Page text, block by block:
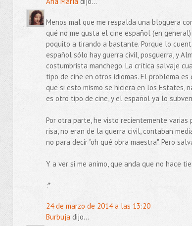
Menos mal que me respalda una bloguera
qué no me gusta el cine español (en
poquito a tirando a bastante. Porque lo
español sólo hay guerra civil, posguerra, y
costumbrista manchego. La crítica salvaje
tipo de cine en otros idiomas. El problema es
que si esto mismo se hiciera en los Estates,
es otro tipo de cine, y el español ya lo
Por otra parte, he visto recientemente varias
risa, no eran de la guerra civil, contaban
no para decir "oh qué obra maestra". Pero
Y a ver si me animo, que anda que no hace
:*
24 de marzo de 2014 a las 13:20
Burbujadijo...